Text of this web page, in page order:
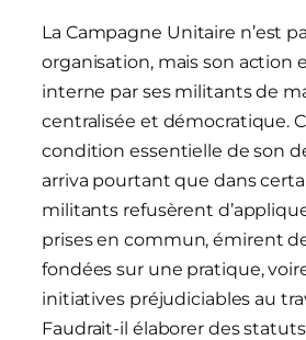
La Campagne Unitaire n’est
organisation, mais son action
interne par ses militants de
centralisée et démocratique.
condition essentielle de son
arriva pourtant que dans
militants refusèrent
prises en commun, émirent
fondées sur une pratique,
initiatives préjudiciables au
Faudrait-il élaborer des